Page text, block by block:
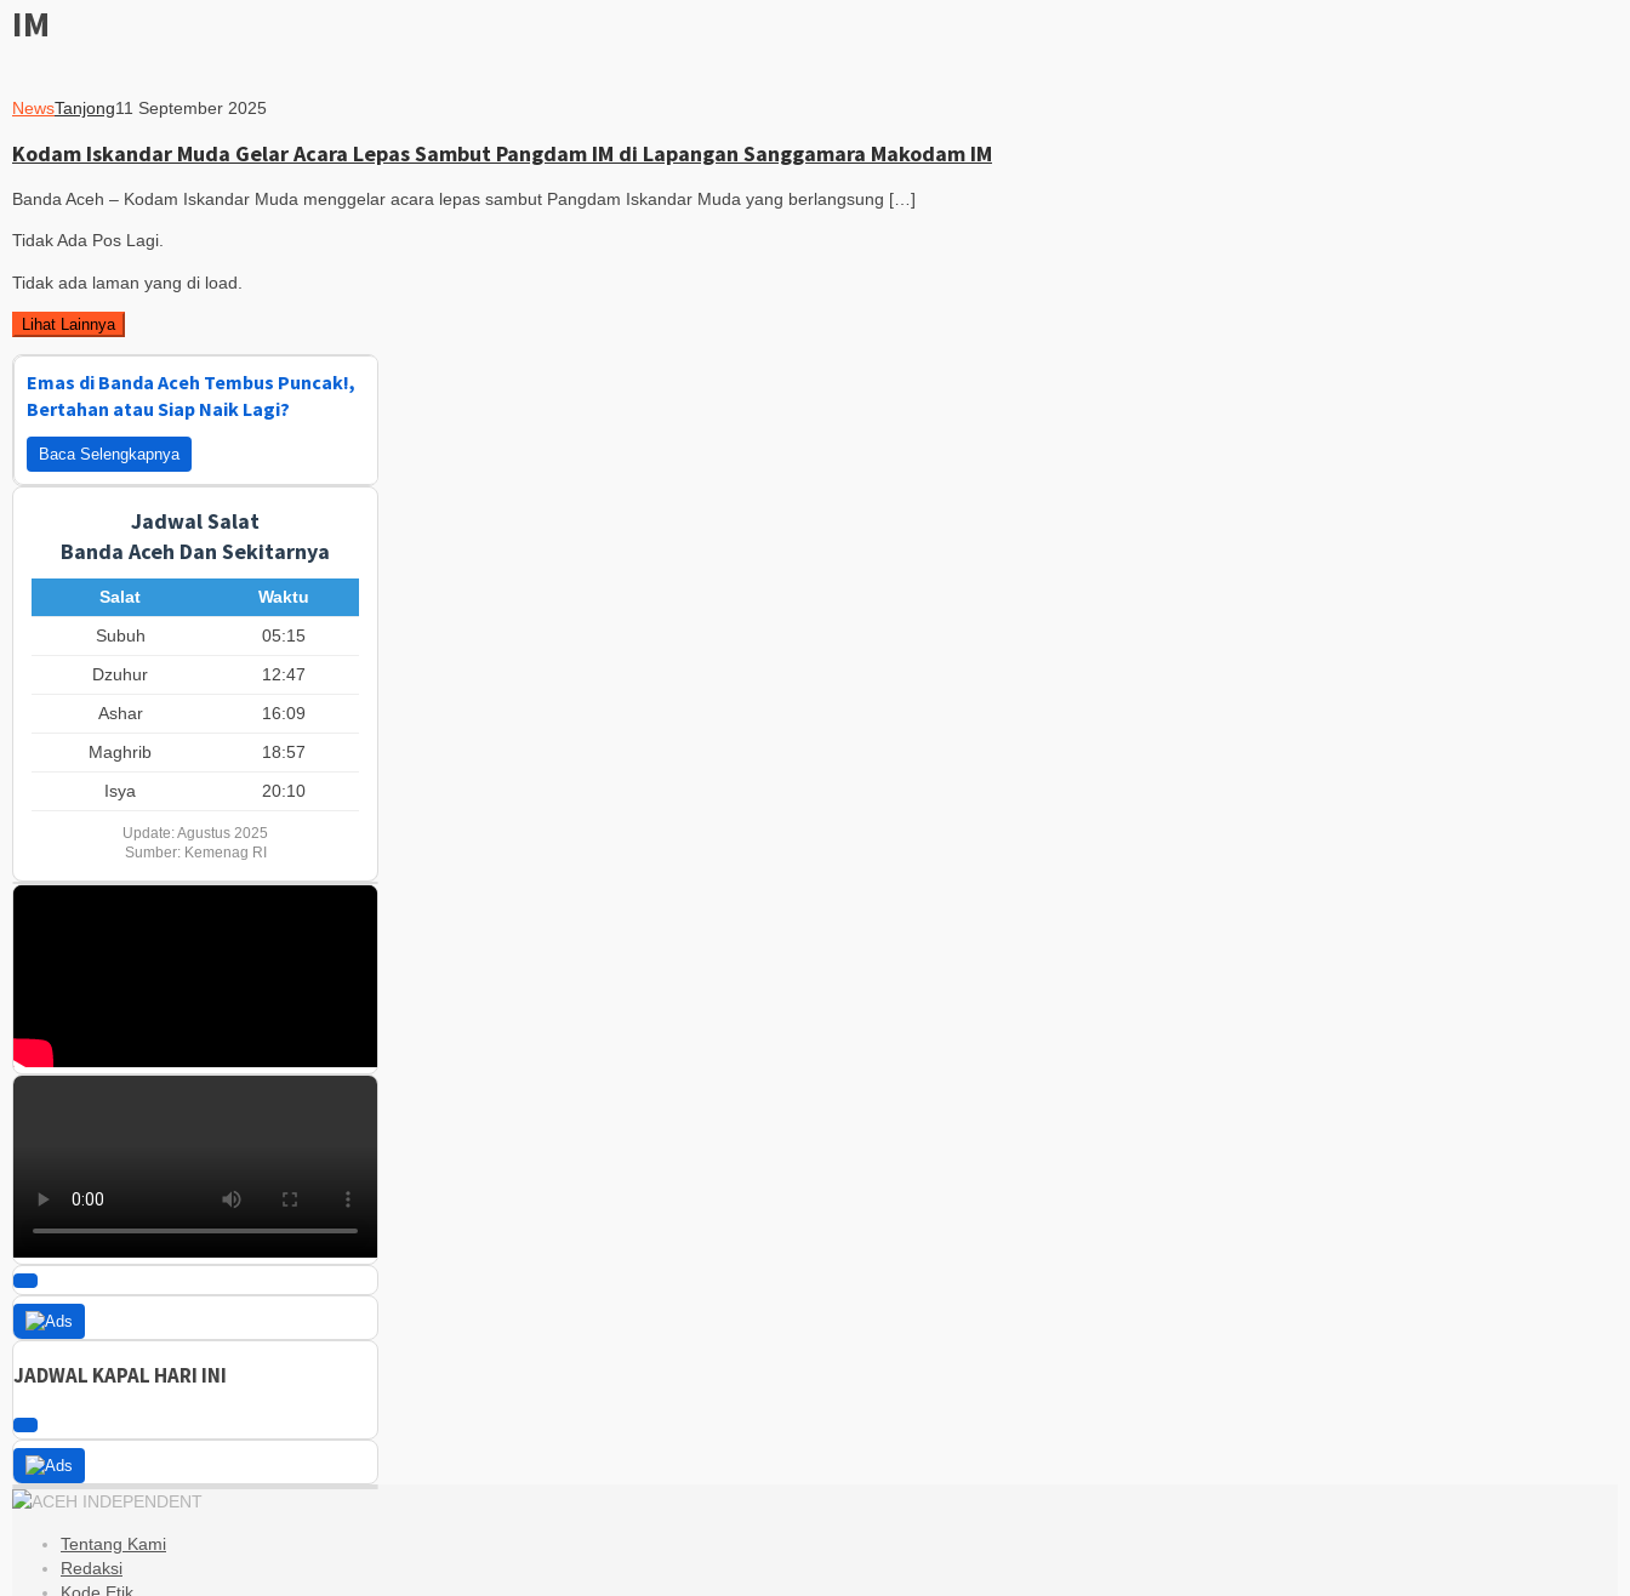
IM
NewsTanjong11 September 2025
Kodam Iskandar Muda Gelar Acara Lepas Sambut Pangdam IM di Lapangan Sanggamara Makodam IM
Banda Aceh – Kodam Iskandar Muda menggelar acara lepas sambut Pangdam Iskandar Muda yang berlangsung […]
Tidak Ada Pos Lagi.
Tidak ada laman yang di load.
Lihat Lainnya
Emas di Banda Aceh Tembus Puncak!,
Bertahan atau Siap Naik Lagi?
Baca Selengkapnya
Jadwal Salat
Banda Aceh Dan Sekitarnya
Salat
Waktu
Subuh
05:15
Dzuhur
12:47
Ashar
16:09
Maghrib
18:57
Isya
20:10
Update: Agustus 2025
Sumber: Kemenag RI
JADWAL KAPAL HARI INI
Tentang Kami
Redaksi
Kode Etik